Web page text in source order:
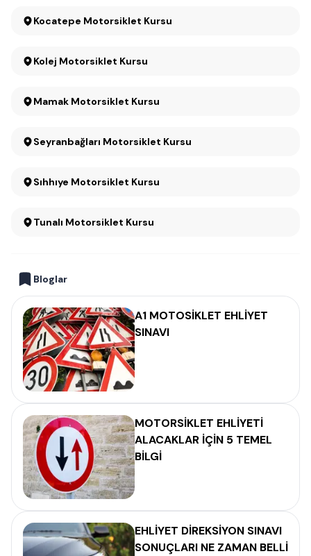
Kocatepe Motorsiklet Kursu
Kolej Motorsiklet Kursu
Mamak Motorsiklet Kursu
Seyranbağları Motorsiklet Kursu
Sıhhıye Motorsiklet Kursu
Tunalı Motorsiklet Kursu
Bloglar
A1 MOTOSİKLET EHLİYET
SINAVI
MOTORSİKLET EHLİYETİ
ALACAKLAR İÇİN 5 TEMEL
BİLGİ
EHLİYET DİREKSİYON SINAVI
SONUÇLARI NE ZAMAN BELLİ